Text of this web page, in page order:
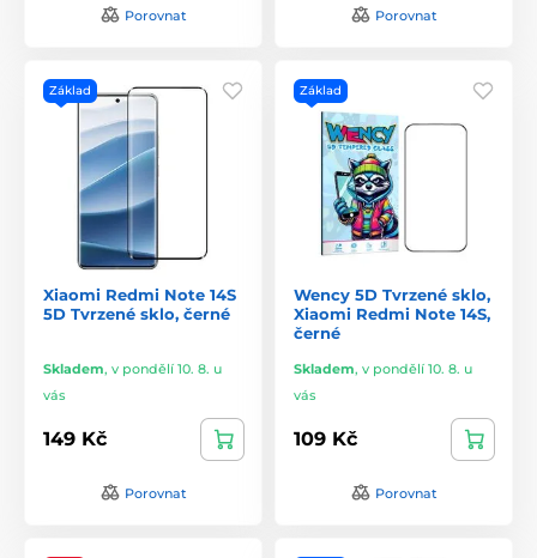
Porovnat Porovnat
Základ
Xiaomi Redmi Note 14S
5D Tvrzené sklo, černé
Skladem, v pondělí 10. 8. u
vás
149 Kč
Porovnat
Základ
Wency 5D Tvrzené sklo,
Xiaomi Redmi Note 14S,
černé
Skladem, v pondělí 10. 8. u
vás
109 Kč
Porovnat